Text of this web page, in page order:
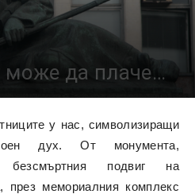
може да плаче…
у нас, символизиращи
дух. От монумента,
безсмъртния подвиг на
през мемориалния комплекс